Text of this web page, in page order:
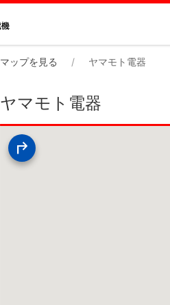
マップを見る ヤマモト電器
ヤマモト電器